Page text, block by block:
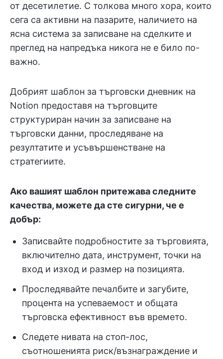
от десетилетие. С толкова много хора, които
сега са активни на пазарите, наличието на
ясна система за записване на сделките и
преглед на напредъка никога не е било по-
важно.
Добрият шаблон за търговски дневник на
Notion предоставя на търговците
структуриран начин за записване на
търговски данни, проследяване на
резултатите и усъвършенстване на
стратегиите.
Ако вашият шаблон притежава следните
качества, можете да сте сигурни, че е
добър:
Записвайте подробностите за търговията,
включително дата, инструмент, точки на
вход и изход и размер на позицията.
Проследявайте печалбите и загубите,
процента на успеваемост и общата
търговска ефективност във времето.
Следете нивата на стоп-лос,
съотношенията риск/възнаграждение и